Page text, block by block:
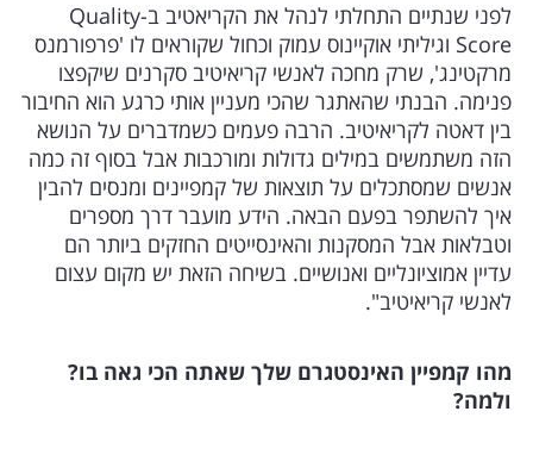
לפני שנתיים התחלתי לנהל את הקריאטיב ב-Quality
Score וגיליתי אוקיינוס עמוק וכחול שקוראים לו 'פרפורמנס
מרקטינג', שרק מחכה לאנשי קריאיטיב סקרנים שיקפצו
פנימה. הבנתי שהאתגר שהכי מעניין אותי כרגע הוא החיבור
בין דאטה לקריאיטיב. הרבה פעמים כשמדברים על הנושא
הזה משתמשים במילים גדולות ומורכבות אבל בסוף זה כמה
אנשים שמסתכלים על תוצאות של קמפיינים ומנסים להבין
איך להשתפר בפעם הבאה. הידע מועבר דרך מספרים
וטבלאות אבל המסקנות והאינסייטים החזקים ביותר הם
עדיין אמוציונליים ואנושיים. בשיחה הזאת יש מקום עצום
לאנשי קריאיטיב".
מהו קמפיין האינסטגרם שלך שאתה הכי גאה בו?
ולמה?